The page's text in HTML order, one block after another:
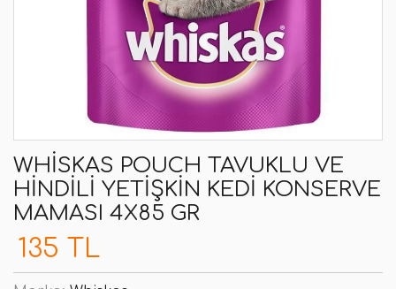
WHISKAS POUCH TAVUKLU VE
HINDILI YETIŞKIN KEDI KONSERVE
MAMASI 4X85 GR
135 TL